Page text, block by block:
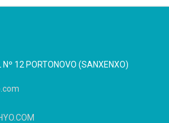
Nº 12 PORTONOVO (SANXENXO)